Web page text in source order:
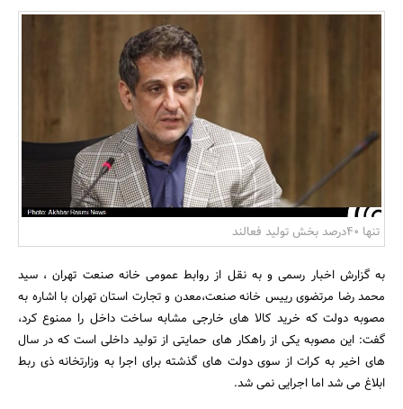
مسکن و ساختمان
تنها 40درصد بخش تولید فعالند
به گزارش اخبار رسمی و به نقل از روابط عمومی خانه صنعت تهران ، سید
محمد رضا مرتضوی رییس خانه صنعت،معدن و تجارت استان تهران با اشاره به
مصوبه دولت که خرید کالا های خارجی مشابه ساخت داخل را ممنوع کرد،
گفت: این مصوبه یکی از راهکار های حمایتی از تولید داخلی است که در سال
های اخیر به کرات از سوی دولت های گذشته برای اجرا به وزارتخانه ذی ربط
ابلاغ می شد اما اجرایی نمی شد.